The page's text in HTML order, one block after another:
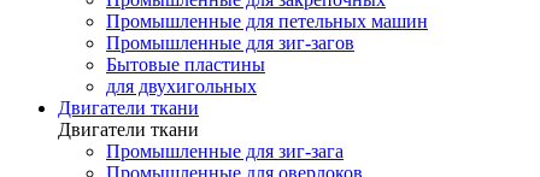
Промышленные для петельных машин
Промышленные для зиг-загов
Бытовые пластины
для двухигольных
Двигатели ткани
Двигатели ткани
Промышленные для зиг-зага
Промышленные для оверлоков